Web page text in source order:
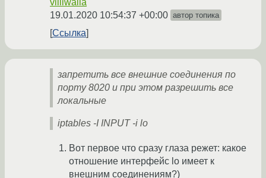
villiwalla
19.01.2020 10:54:37 +00:00 автор топика
Ссылка
запретить все внешние соединения по
порту 8020 и при этом разрешить все
локальные
iptables -I INPUT -i lo
Вот первое что сразу глаза режет: какое
отношение интерфейс lo имеет к
внешним соединениям?)